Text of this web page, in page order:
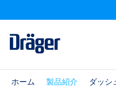
ホーム 製品紹介 ダッシ